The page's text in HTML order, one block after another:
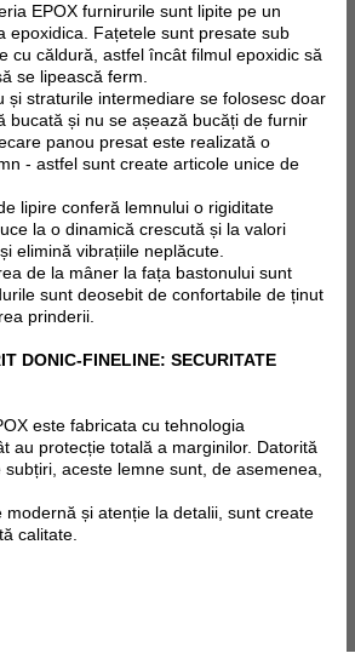
EPOX furnirurile sunt lipite pe un
epoxidica. Fațetele sunt presate sub
cu căldură, astfel încât filmul epoxidic să
se lipească ferm.
și straturile intermediare se folosesc doar
bucată și nu se așează bucăți de furnir
panou presat este realizată o
- astfel sunt create articole unice de
lipire conferă lemnului o rigiditate
la o dinamică crescută și la valori
elimină vibrațiile neplăcute.
de la mâner la fața bastonului sunt
sunt deosebit de confortabile de ținut
prinderii.
DONIC-FINELINE: SECURITATE
este fabricatacu tehnologia
au protecție totală a marginilor. Datorită
aceste lemne sunt, de asemenea,
modernă și atenție la detalii, sunt create
calitate.